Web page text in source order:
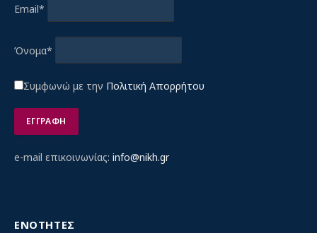
Email*
Όνομα*
Συμφωνώ με την Πολιτική Απορρήτου
e-mail επικοινωνίας: info@nikh.gr
ΕΝΟΤΗΤΕΣ